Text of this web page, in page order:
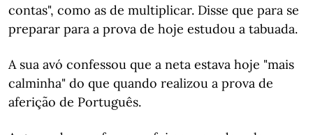
contas", como as de multiplicar. Disse que para se
preparar para a prova de hoje estudou a tabuada.
A sua avó confessou que a neta estava hoje "mais
calminha" do que quando realizou a prova de
aferição de Português.